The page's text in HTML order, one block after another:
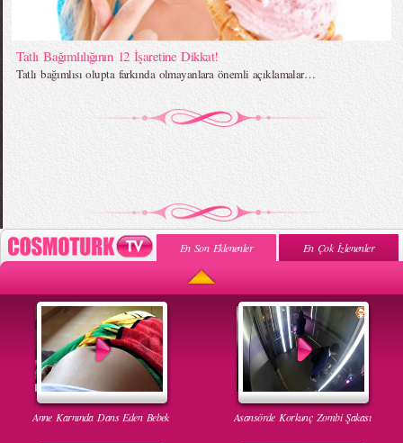
Tatlı Bağımlılığının 12 İşaretine Dikkat!
Tatlı bağımlısı olupta farkında olmayanlara önemli açıklamalar…
En Son Eklenenler En Çok İzlenenler
Anne Karnında Dans Eden Bebek Asansörde Korkunç Zombi Şakası